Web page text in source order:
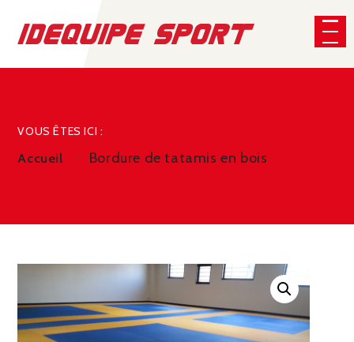
VOUS ÊTES ICI :
Accueil Bordure de tatamis en bois